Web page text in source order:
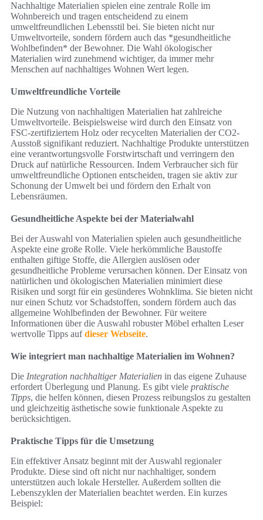
Nachhaltige Materialien spielen eine zentrale Rolle im
Wohnbereich und tragen entscheidend zu einem
umweltfreundlichen Lebensstil bei. Sie bieten nicht nur
Umweltvorteile, sondern fördern auch das *gesundheitliche
Wohlbefinden* der Bewohner. Die Wahl ökologischer
Materialien wird zunehmend wichtiger, da immer mehr
Menschen auf nachhaltiges Wohnen Wert legen.
Umweltfreundliche Vorteile
Die Nutzung von nachhaltigen Materialien hat zahlreiche
Umweltvorteile. Beispielsweise wird durch den Einsatz von
FSC-zertifiziertem Holz oder recycelten Materialien der CO2-
Ausstoß signifikant reduziert. Nachhaltige Produkte unterstützen
eine verantwortungsvolle Forstwirtschaft und verringern den
Druck auf natürliche Ressourcen. Indem Verbraucher sich für
umweltfreundliche Optionen entscheiden, tragen sie aktiv zur
Schonung der Umwelt bei und fördern den Erhalt von
Lebensräumen.
Gesundheitliche Aspekte bei der Materialwahl
Bei der Auswahl von Materialien spielen auch gesundheitliche
Aspekte eine große Rolle. Viele herkömmliche Baustoffe
enthalten giftige Stoffe, die Allergien auslösen oder
gesundheitliche Probleme verursachen können. Der Einsatz von
natürlichen und ökologischen Materialien minimiert diese
Risiken und sorgt für ein gesünderes Wohnklima. Sie bieten nicht
nur einen Schutz vor Schadstoffen, sondern fördern auch das
allgemeine Wohlbefinden der Bewohner. Für weitere
Informationen über die Auswahl robuster Möbel erhalten Leser
wertvolle Tipps aufdieser Webseite.
Wie integriert man nachhaltige Materialien im Wohnen?
Die Integration nachhaltiger Materialien in das eigene Zuhause
erfordert Überlegung und Planung. Es gibt viele praktische
Tipps, die helfen können, diesen Prozess reibungslos zu gestalten
und gleichzeitig ästhetische sowie funktionale Aspekte zu
berücksichtigen.
Praktische Tipps für die Umsetzung
Ein effektiver Ansatz beginnt mit der Auswahl regionaler
Produkte. Diese sind oft nicht nur nachhaltiger, sondern
unterstützen auch lokale Hersteller. Außerdem sollten die
Lebenszyklen der Materialien beachtet werden. Ein kurzes
Beispiel: